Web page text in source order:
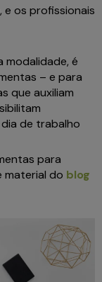
e os profissionais
modalidade, é
– e para
que auxiliam
de trabalho
para
material do blog